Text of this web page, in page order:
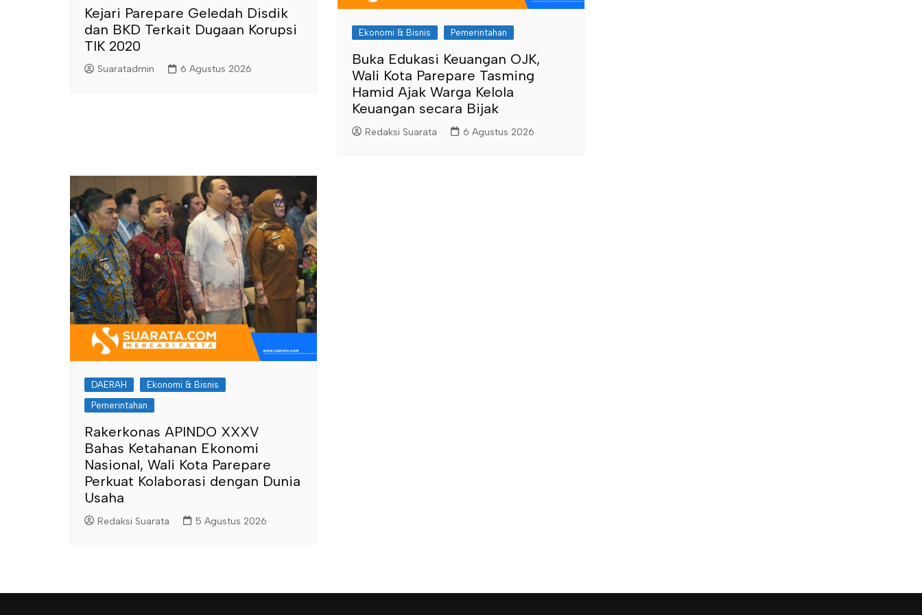
Kejari Parepare Geledah Disdik
dan BKD Terkait Dugaan Korupsi
TIK 2020
Suaratadmin 6 Agustus 2026
Ekonomi & Bisnis Pemerintahan
Buka Edukasi Keuangan OJK,
Wali Kota Parepare Tasming
Hamid Ajak Warga Kelola
Keuangan secara Bijak
Redaksi Suarata 6 Agustus 2026
DAERAH
Ekonomi & Bisnis
Pemerintahan
Rakerkonas APINDO XXXV
Bahas Ketahanan Ekonomi
Nasional, Wali Kota Parepare
Perkuat Kolaborasi dengan Dunia
Usaha
Redaksi Suarata 5 Agustus 2026